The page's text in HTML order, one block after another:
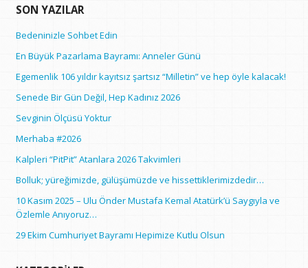
SON YAZILAR
Bedeninizle Sohbet Edin
En Büyük Pazarlama Bayramı: Anneler Günü
Egemenlik 106 yıldır kayıtsız şartsız “Milletin” ve hep öyle kalacak!
Senede Bir Gün Değil, Hep Kadınız 2026
Sevginin Ölçüsü Yoktur
Merhaba #2026
Kalpleri “PitPit” Atanlara 2026 Takvimleri
Bolluk; yüreğimizde, gülüşümüzde ve hissettiklerimizdedir…
10 Kasım 2025 – Ulu Önder Mustafa Kemal Atatürk’ü Saygıyla ve
Özlemle Anıyoruz…
29 Ekim Cumhuriyet Bayramı Hepimize Kutlu Olsun